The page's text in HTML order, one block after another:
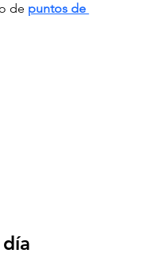
de puntos de